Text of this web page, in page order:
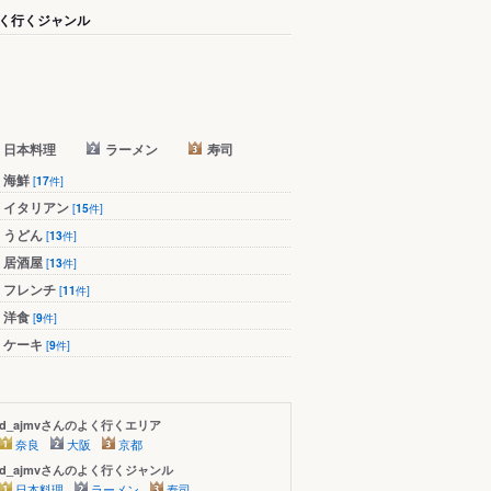
行くジャンル
日本料理 ラーメン
寿司
海鮮 [17件]
イタリアン [15件]
うどん [13件]
居酒屋 [13件]
フレンチ [11件]
洋食 [9件]
ケーキ [9件]
d_ajmvさんのよく行くエリア
奈良 大阪 京都
d_ajmvさんのよく行くジャンル